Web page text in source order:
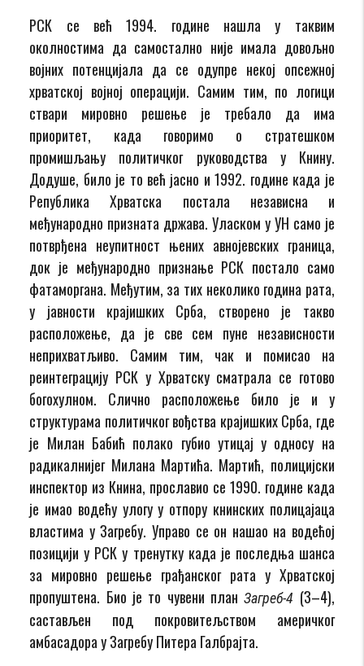
РСК се већ 1994. године нашла у таквим
околностима да самостално није имала довољно
војних потенцијала да се одупре некој опсежној
хрватској војној операцији. Самим тим, по логици
ствари мировно решење је требало да има
приоритет, када говоримо о стратешком
промишљању политичког руководства у Книну.
Додуше, било је то већ јасно и 1992. године када је
Република Хрватска постала независна и
међународно призната држава. Уласком у УН само је
потврђена неупитност њених авнојевских граница,
док је међународно признање РСК постало само
фатаморгана. Међутим, за тих неколико година рата,
у јавности крајишких Срба, створено је такво
расположење, да је све сем пуне независности
неприхватљиво. Самим тим, чак и помисао на
реинтеграцију РСК у Хрватску сматрала се готово
богохулном. Слично расположење било је и у
структурама политичког вођства крајишких Срба, где
је Милан Бабић полако губио утицај у односу на
радикалнијег Милана Мартића. Мартић, полицијски
инспектор из Книна, прославио се 1990. године када
је имао водећу улогу у отпору книнских полицајаца
властима у Загребу. Управо се он нашао на водећој
позицији у РСК у тренутку када је последња шанса
за мировно решење грађанског рата у Хрватској
пропуштена. Био је то чувени планЗагреб-4 (З–4),
састављен под покровитељством америчког
амбасадора у Загребу Питера Галбрајта.